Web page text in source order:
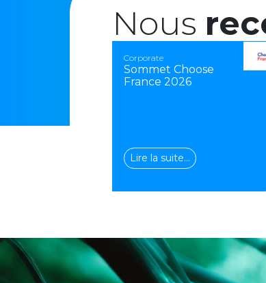
Nous
Corporate
Sommet Choose
France 2026
Lire la suite…